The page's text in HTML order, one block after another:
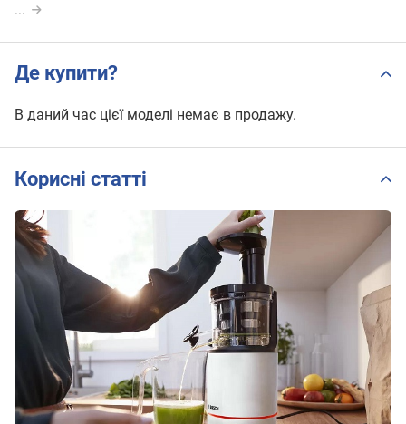
...
Де купити?
В даний час цієї моделі немає в продажу.
Корисні статті